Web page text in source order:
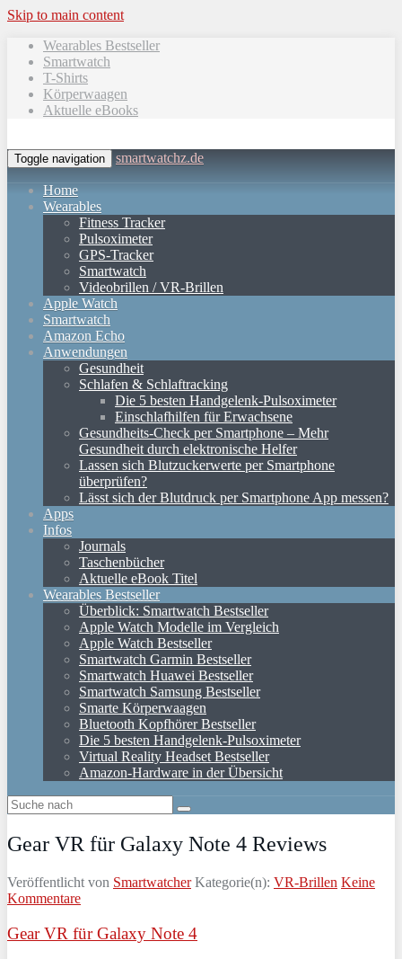
Skip to main content
Wearables Bestseller
Smartwatch
T-Shirts
Körperwaagen
Aktuelle eBooks
Toggle navigation smartwatchz.de
Home
Wearables
Fitness Tracker
Pulsoximeter
GPS-Tracker
Smartwatch
Videobrillen / VR-Brillen
Apple Watch
Smartwatch
Amazon Echo
Anwendungen
Gesundheit
Schlafen & Schlaftracking
Die 5 besten Handgelenk-Pulsoximeter
Einschlafhilfen für Erwachsene
Gesundheits-Check per Smartphone – Mehr
Gesundheit durch elektronische Helfer
Lassen sich Blutzuckerwerte per Smartphone
überprüfen?
Lässt sich der Blutdruck per Smartphone App messen?
Apps
Infos
Journals
Taschenbücher
Aktuelle eBook Titel
Wearables Bestseller
Überblick: Smartwatch Bestseller
Apple Watch Modelle im Vergleich
Apple Watch Bestseller
Smartwatch Garmin Bestseller
Smartwatch Huawei Bestseller
Smartwatch Samsung Bestseller
Smarte Körperwaagen
Bluetooth Kopfhörer Bestseller
Die 5 besten Handgelenk-Pulsoximeter
Virtual Reality Headset Bestseller
Amazon-Hardware in der Übersicht
Gear VR für Galaxy Note 4 Reviews
Veröffentlicht von Smartwatcher Kategorie(n): VR-Brillen Keine
Kommentare
Gear VR für Galaxy Note 4